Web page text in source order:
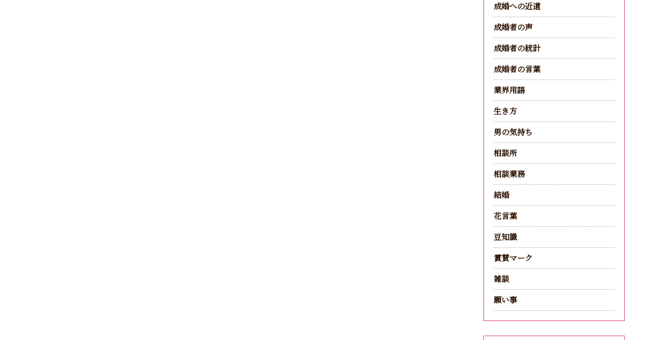
成婚への近道
成婚者の声
成婚者の統計
成婚者の言葉
業界用語
生き方
男の気持ち
相談所
相談業務
結婚
花言葉
豆知識
賞賛マーク
雑談
願い事